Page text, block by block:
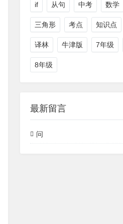
if 从句 中考 数学
三角形 考点 知识点
译林 牛津版 7年级
8年级
最新留言
问